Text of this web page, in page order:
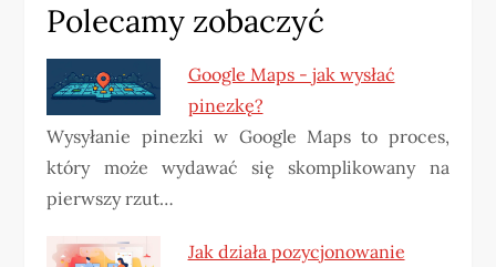
Polecamy zobaczyć
Google Maps - jak wysłać
pinezkę?
Wysyłanie pinezki w Google Maps to proces,
który może wydawać się skomplikowany na
pierwszy rzut…
Jak działa pozycjonowanie